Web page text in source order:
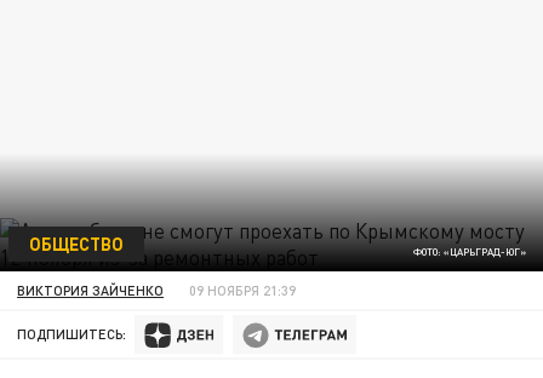
ФОТО: «ЦАРЬГРАД-ЮГ»
ОБЩЕСТВО
ВИКТОРИЯ ЗАЙЧЕНКО 09 НОЯБРЯ 21:39
ПОДПИШИТЕСЬ: